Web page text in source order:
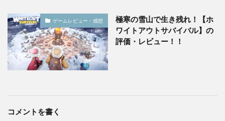
ゲームレビュー・感想
極寒の雪山で生き残れ！【ホ
ワイトアウトサバイバル】の
評価・レビュー！！
コメントを書く